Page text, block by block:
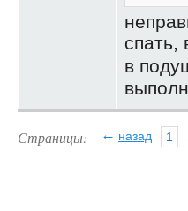
спать,
в
Страницы: назад
← 1